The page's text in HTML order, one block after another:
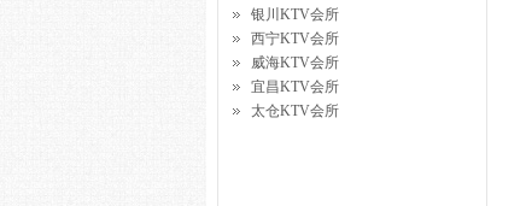
银川KTV会所
西宁KTV会所
威海KTV会所
宜昌KTV会所
太仓KTV会所